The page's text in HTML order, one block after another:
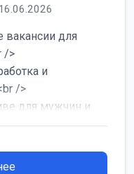
вакансии для
/>
и
/>
для мужчин и